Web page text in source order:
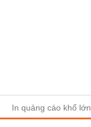
In quảng cáo khổ lớn